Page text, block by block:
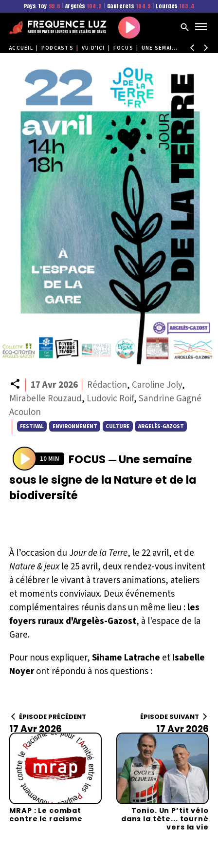
Pays Toy 99.6 Argelès 104.2 Cauterets 104.9 Lourdes 103.4
Play
ACCUEIL PODCASTS VU D'ICI FOCUS UNE SEMAINE SOUS LE SIGNE DE LA NATURE ET DE LA BIODIVERSITÉ
Partager
17 Avr 2026 Rédaction, Caroline Joly,
Mirabelle Rouzaud, Ludovic Roif,Sandrine Gagné
Acoulon
FESTIVAL ENVIRONNEMENT CULTURE ARGELÈS-GAZOST
P
l
a
10 MIN FOCUS —Une semaine
sous le signe de la Nature et de la
biodiversité
À l’occasion du Jour de la Terre, le 22 avril, et de
Nature & jeuxle 25 avril, deux rendez-vous invitent
à célébrer le vivant à travers animations, ateliers
et moments conviviaux. Deux événements
complémentaires réunis dans un même lieu :les
foyers ruraux d'Argelès-Gazost, à l'espace de la
Gare.
Pour nous expliquer,Sihame Latrache etIsabelle
Noyeront répondu à nos questions :
ÉPISODE PRÉCÉDENT
17 Avr 2026
MRAP : Le combat
contre le racisme
ÉPISODE SUIVANT
17 Avr 2026
Tonio. Un P’tit vélo
dans la tête... tourné
vers la vie